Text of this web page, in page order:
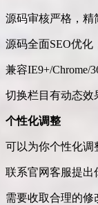
源码审核严格，精
源码全面SEO优化
兼容IE9+/Chrome/
切换栏目有动态效
个性化调整
可以为你个性化调
联系官网客服提出
需要收取合理的修